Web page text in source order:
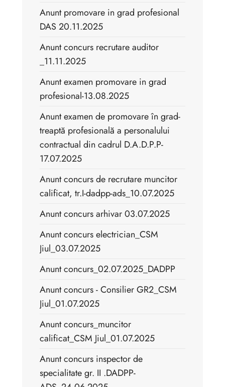
Anunt promovare in grad profesional
DAS 20.11.2025
Anunt concurs recrutare auditor
_11.11.2025
Anunt examen promovare in grad
profesional-13.08.2025
Anunt examen de promovare în grad-
treaptă profesională a personalului
contractual din cadrul D.A.D.P.P-
17.07.2025
Anunt concurs de recrutare muncitor
calificat, tr.I-dadpp-ads_10.07.2025
Anunt concurs arhivar 03.07.2025
Anunt concurs electrician_CSM
Jiul_03.07.2025
Anunt concurs_02.07.2025_DADPP
Anunt concurs - Consilier GR2_CSM
Jiul_01.07.2025
Anunt concurs_muncitor
calificat_CSM Jiul_01.07.2025
Anunt concurs inspector de
specialitate gr. II .DADPP-